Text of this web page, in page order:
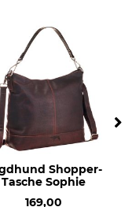
Shopper-
Tasche Sophie
169,00